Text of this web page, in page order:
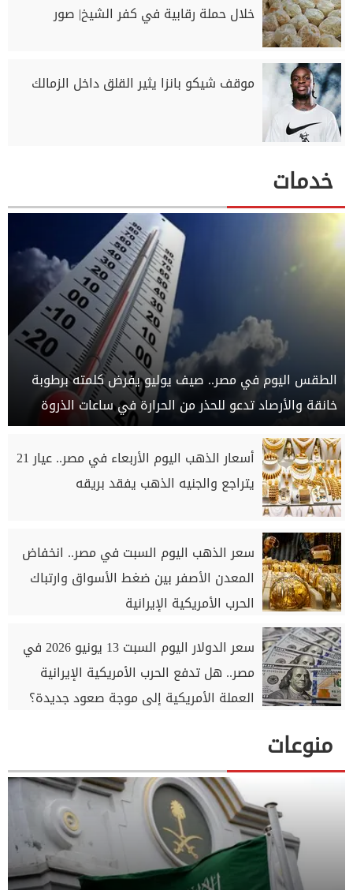
خلال حملة رقابية في كفر الشيخ| صور
موقف شيكو بانزا يثير القلق داخل الزمالك
خدمات
الطقس اليوم في مصر.. صيف يوليو يفرض كلمته برطوبة
خانقة والأرصاد تدعو للحذر من الحرارة في ساعات الذروة
أسعار الذهب اليوم الأربعاء في مصر.. عيار 21
يتراجع والجنيه الذهب يفقد بريقه
سعر الذهب اليوم السبت في مصر.. انخفاض
المعدن الأصفر بين ضغط الأسواق وارتباك
الحرب الأمريكية الإيرانية
سعر الدولار اليوم السبت 13 يونيو 2026 في
مصر.. هل تدفع الحرب الأمريكية الإيرانية
العملة الأمريكية إلى موجة صعود جديدة؟
منوعات